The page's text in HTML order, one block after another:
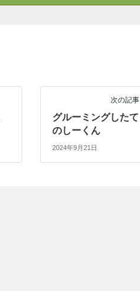
次の記事
グルーミングしたて
のしーくん
2024年9月21日